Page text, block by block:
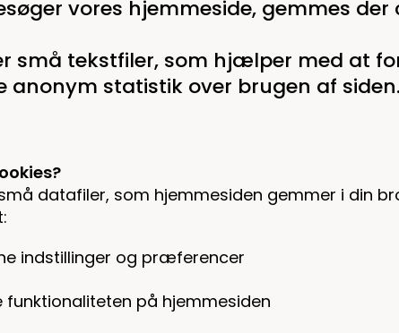
vores hjemmeside, gemmes der
små tekstfiler, som hjælper med at
anonym statistik over brugen af siden.
datafiler, som hjemmesiden gemmer i din
indstillinger og præferencer
funktionaliteten på hjemmesiden